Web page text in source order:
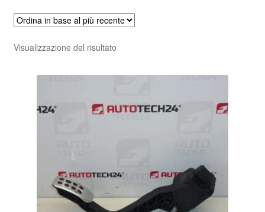
Visualizzazione del risultato